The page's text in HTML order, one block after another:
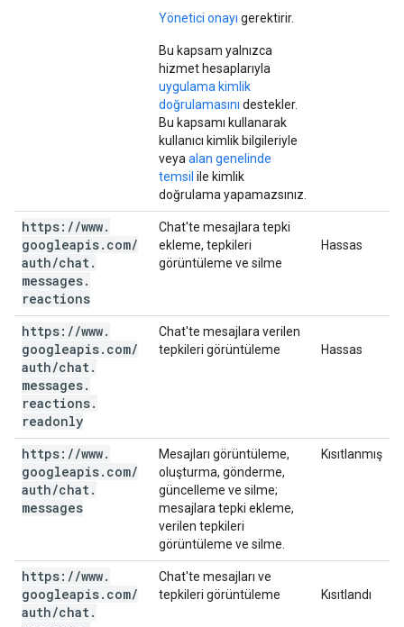
Yönetici onayı gerektirir.
Bu kapsam yalnızca
hizmet hesaplarıyla
uygulama kimlik
doğrulamasını destekler.
Bu kapsamı kullanarak
kullanıcı kimlik bilgileriyle
veya alan genelinde
temsil ile kimlik
doğrulama yapamazsınız.
https: //www.
googleapis. com/
auth/chat.
messages.
reactions
Chat'te mesajlara tepki
ekleme, tepkileri
görüntüleme ve silme
Hassas
https: //www.
googleapis. com/
auth/chat.
messages.
reactions.
readonly
Chat'te mesajlara verilen
tepkileri görüntüleme
Hassas
https: //www.
googleapis. com/
auth/chat.
messages
Mesajları görüntüleme,
oluşturma, gönderme,
güncelleme ve silme;
mesajlara tepki ekleme,
verilen tepkileri
görüntüleme ve silme.
Kısıtlanmış
https: //www.
googleapis. com/
auth/chat.
Chat'te mesajları ve
tepkileri görüntüleme
Kısıtlandı